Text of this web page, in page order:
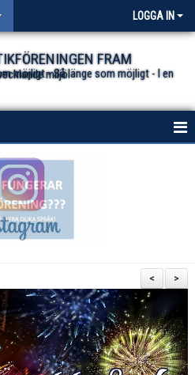
LOGGA IN
FRAM
möjligt - I en trygg och utvecklande miljö.
>
<